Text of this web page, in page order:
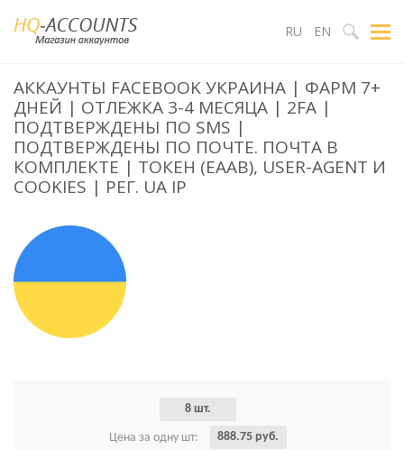
RU EN
АККАУНТЫ FACEBOOK УКРАИНА | ФАРМ 7+
ДНЕЙ | ОТЛЕЖКА 3-4 МЕСЯЦА | 2FA |
ПОДТВЕРЖДЕНЫ ПО SMS |
ПОДТВЕРЖДЕНЫ ПО ПОЧТЕ. ПОЧТА В
КОМПЛЕКТЕ | ТОКЕН (EAAB), USER-AGENT И
COOKIES | РЕГ. UA IP
8 шт.
Цена за одну шт: 888.75 руб.